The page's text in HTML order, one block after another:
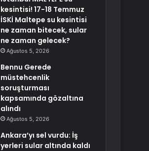
kesintisi! 17-18 Temmuz
İSKİ Maltepe su kesintisi
ne zaman bitecek, sular
ne zaman gelecek?
Ağustos 5, 2026
Bennu Gerede
müstehcenlik
soruşturması
kapsamında gözaltına
alındı
Ağustos 5, 2026
Ankara’yı sel vurdu: İş
yerleri sular altında kaldı